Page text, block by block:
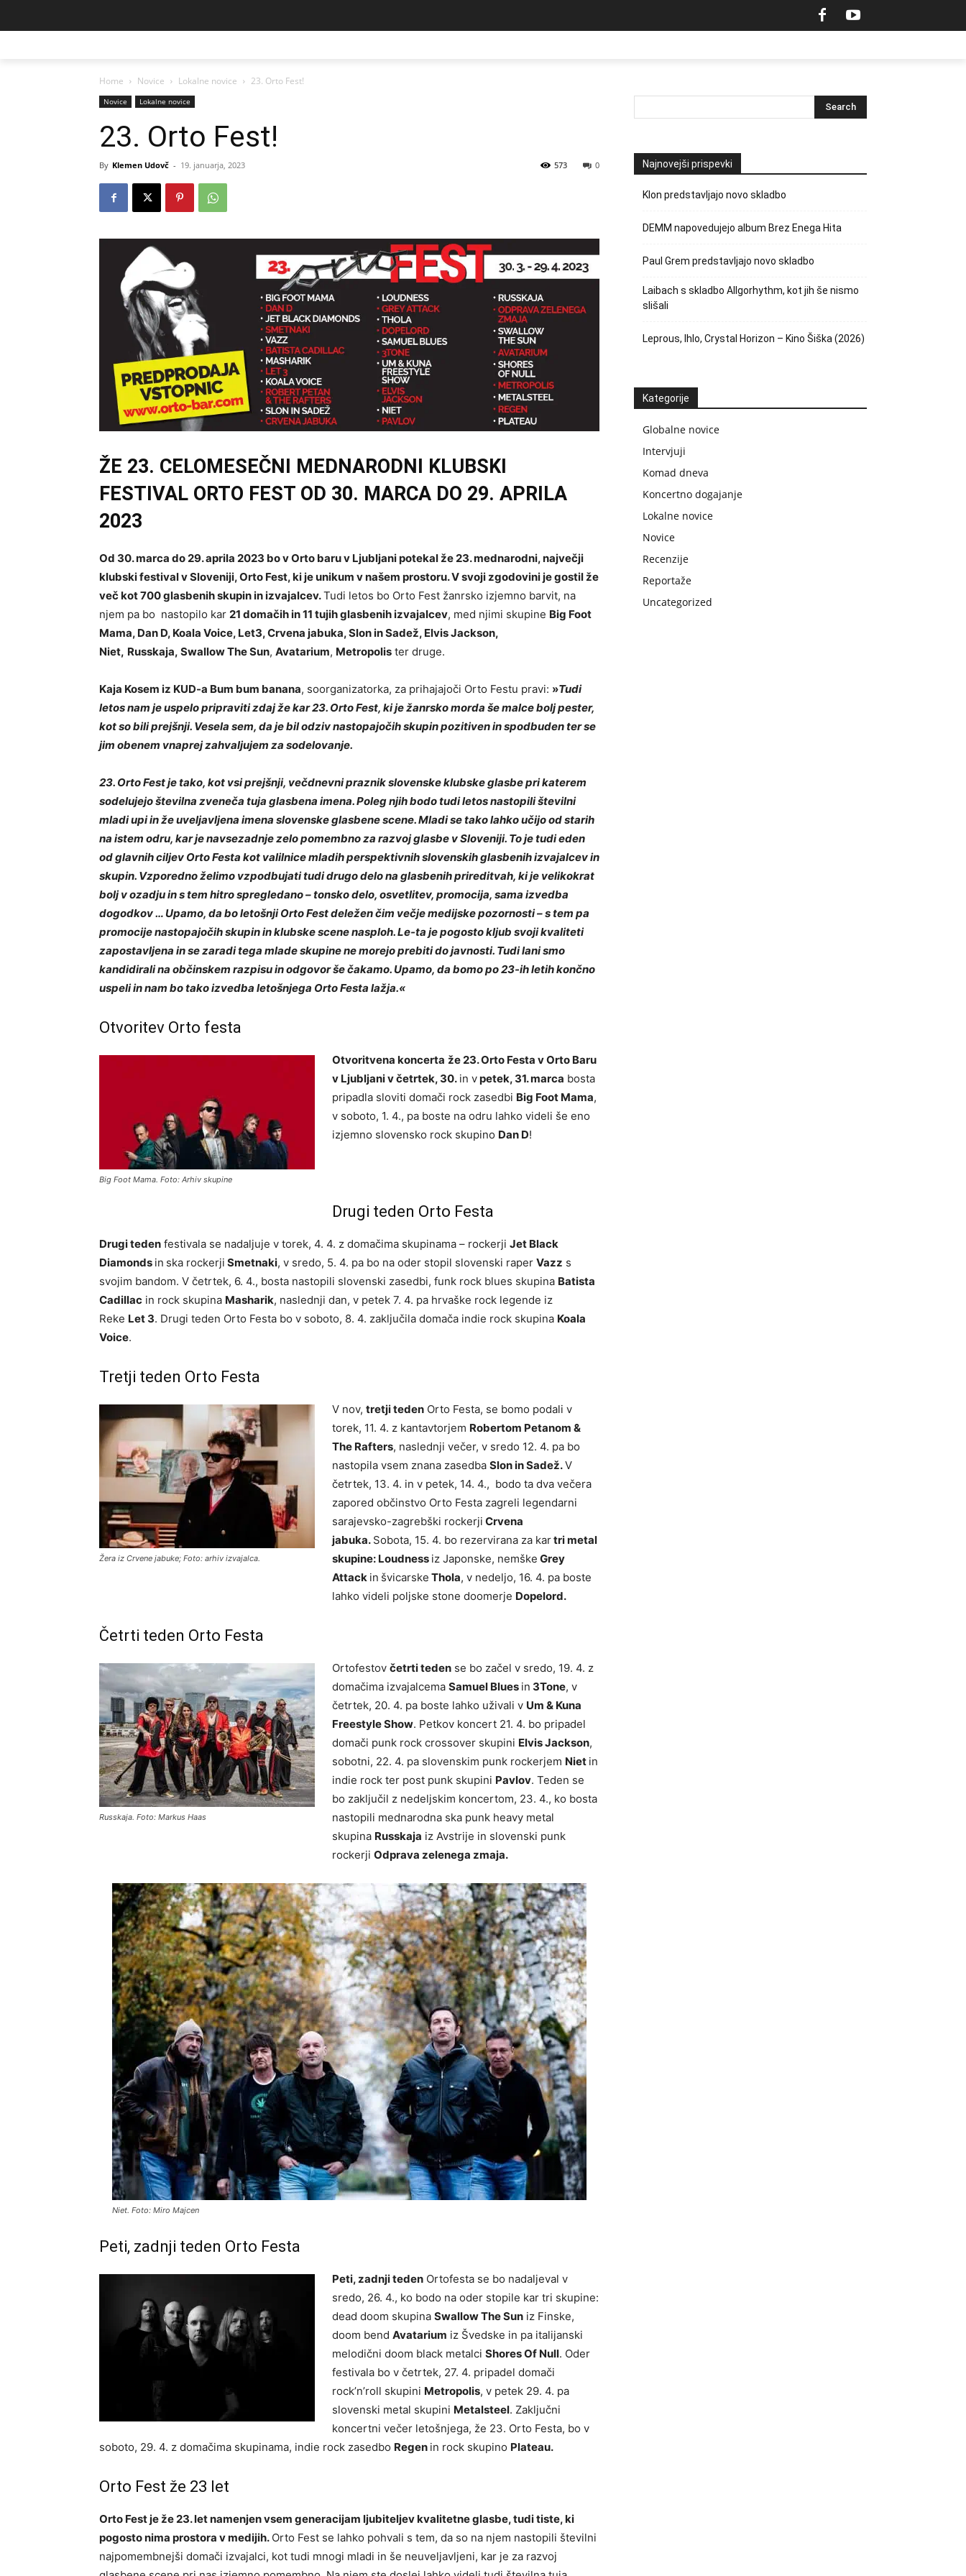
Home Novice Lokalne novice 23. Orto Fest!
Novice Lokalne novice
23. Orto Fest!
By Klemen Udovč - 19. januarja, 2023 0
573
ŽE 23. CELOMESEČNI MEDNARODNI KLUBSKI
FESTIVAL ORTO FEST OD 30. MARCA DO 29. APRILA
2023
Od 30. marca do 29. aprila 2023 bo v Orto baru v Ljubljani potekal že 23. mednarodni, največji
klubski festival v Sloveniji, Orto Fest, ki je unikum v našem prostoru. V svoji zgodovini je gostil že
več kot 700 glasbenih skupin in izvajalcev.Tudi letos bo Orto Fest žanrsko izjemno barvit, na
njem pa bo nastopilo kar 21 domačih in 11 tujih glasbenih izvajalcev, med njimi skupine Big Foot
Mama, Dan D, Koala Voice, Let3, Crvena jabuka, Slon in Sadež, Elvis Jackson,
Niet, Russkaja, Swallow The Sun, Avatarium, Metropolis ter druge.
Kaja Kosem iz KUD-a Bum bum banana, soorganizatorka, za prihajajoči Orto Festu pravi: »Tudi
letos nam je uspelo pripraviti zdaj že kar 23. Orto Fest, ki je žanrsko morda še malce bolj pester,
kot so bili prejšnji. Vesela sem, da je bil odziv nastopajočih skupin pozitiven in spodbuden ter se
jim obenem vnaprej zahvaljujem za sodelovanje.
23. Orto Fest je tako, kot vsi prejšnji, večdnevni praznik slovenske klubske glasbe pri katerem
sodelujejo številna zveneča tuja glasbena imena. Poleg njih bodo tudi letos nastopili številni
mladi upi in že uveljavljena imena slovenske glasbene scene. Mladi se tako lahko učijo od starih
na istem odru, kar je navsezadnje zelo pomembno za razvoj glasbe v Sloveniji. To je tudi eden
od glavnih ciljev Orto Festa kot valilnice mladih perspektivnih slovenskih glasbenih izvajalcev in
skupin. Vzporedno želimo vzpodbujati tudi drugo delo na glasbenih prireditvah, ki je velikokrat
bolj v ozadju in s tem hitro spregledano – tonsko delo, osvetlitev, promocija, sama izvedba
dogodkov … Upamo, da bo letošnji Orto Fest deležen čim večje medijske pozornosti – s tem pa
promocije nastopajočih skupin in klubske scene nasploh. Le-ta je pogosto kljub svoji kvaliteti
zapostavljena in se zaradi tega mlade skupine ne morejo prebiti do javnosti. Tudi lani smo
kandidirali na občinskem razpisu in odgovor še čakamo. Upamo, da bomo po 23-ih letih končno
uspeli in nam bo tako izvedba letošnjega Orto Festa lažja.«
Otvoritev Orto festa
Big Foot Mama. Foto: Arhiv skupine
Otvoritvena koncerta že 23. Orto Festa v Orto Baru
v Ljubljani v četrtek, 30. in vpetek, 31. marca bosta
pripadla sloviti domači rock zasedbi Big Foot Mama,
v soboto, 1. 4., pa boste na odru lahko videli še eno
izjemno slovensko rock skupino Dan D!
Drugi teden Orto Festa
Drugi teden festivala se nadaljuje v torek, 4. 4. z domačima skupinama – rockerji Jet Black
Diamonds in ska rockerji Smetnaki, v sredo, 5. 4. pa bo na oder stopil slovenski raper Vazz s
svojim bandom. V četrtek, 6. 4., bosta nastopili slovenski zasedbi, funk rock blues skupina Batista
Cadillac in rock skupina Masharik, naslednji dan, v petek 7. 4. pa hrvaške rock legende iz
Reke Let 3. Drugi teden Orto Festa bo v soboto, 8. 4. zaključila domača indie rock skupina Koala
Voice.
Tretji teden Orto Festa
Žera iz Crvene jabuke; Foto: arhiv izvajalca.
V nov, tretji teden Orto Festa, se bomo podali v
torek, 11. 4. z kantavtorjem Robertom Petanom &
The Rafters, naslednji večer, v sredo 12. 4. pa bo
nastopila vsem znana zasedba Slon in Sadež.V
četrtek, 13. 4. in v petek, 14. 4., bodo ta dva večera
zapored občinstvo Orto Festa zagreli legendarni
sarajevsko-zagrebški rockerji Crvena
jabuka. Sobota, 15. 4. bo rezervirana za kartri metal
skupine: Loudness iz Japonske, nemške Grey
Attack in švicarske Thola, v nedeljo, 16. 4. pa boste
lahko videli poljske stone doomerje Dopelord.
Četrti teden Orto Festa
Russkaja. Foto: Markus Haas
Ortofestov četrti teden se bo začel v sredo, 19. 4. z
domačima izvajalcema Samuel Blues in 3Tone, v
četrtek, 20. 4. pa boste lahko uživali v Um & Kuna
Freestyle Show. Petkov koncert 21. 4. bo pripadel
domači punk rock crossover skupini Elvis Jackson,
sobotni, 22. 4. pa slovenskim punk rockerjem Niet in
indie rock ter post punk skupini Pavlov. Teden se
bo zaključil z nedeljskim koncertom, 23. 4., ko bosta
nastopili mednarodna ska punk heavy metal
skupina Russkaja iz Avstrije in slovenski punk
rockerji Odprava zelenega zmaja.
Niet. Foto: Miro Majcen
Peti, zadnji teden Orto Festa
Peti, zadnji teden Ortofesta se bo nadaljeval v
sredo, 26. 4., ko bodo na oder stopile kar tri skupine:
dead doom skupina Swallow The Sun iz Finske,
doom bend Avatarium iz Švedske in pa italijanski
melodični doom black metalci Shores Of Null. Oder
festivala bo v četrtek, 27. 4. pripadel domači
rock’n’roll skupini Metropolis, v petek 29. 4. pa
slovenski metal skupini Metalsteel. Zaključni
koncertni večer letošnjega, že 23. Orto Festa, bo v
soboto, 29. 4. z domačima skupinama, indie rock zasedbo Regen in rock skupino Plateau.
Orto Fest že 23 let
Orto Fest je že 23. let namenjen vsem generacijam ljubiteljev kvalitetne glasbe, tudi tiste, ki
pogosto nima prostora v medijih. Orto Fest se lahko pohvali s tem, da so na njem nastopili številni
najpomembnejši domači izvajalci, kot tudi mnogi mladi in še neuveljavljeni, kar je za razvoj
Najnovejši prispevki
Klon predstavljajo novo skladbo
DEMM napovedujejo album Brez Enega Hita
Paul Grem predstavljajo novo skladbo
Laibach s skladbo Allgorhythm, kot jih še nismo
slišali
Leprous, Ihlo, Crystal Horizon – Kino Šiška (2026)
Kategorije
Globalne novice
Intervjuji
Komad dneva
Koncertno dogajanje
Lokalne novice
Novice
Recenzije
Reportaže
Uncategorized